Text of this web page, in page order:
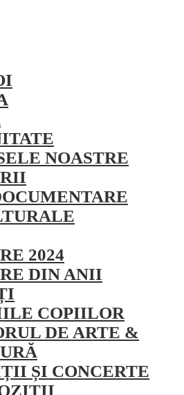
NOASTRE
2024
DIN ANII
COPIILOR
DE ARTE &
ȘI CONCERTE